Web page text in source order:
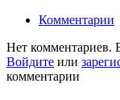
Комментарии
Нет комментариев.
Войдите или
комментарии